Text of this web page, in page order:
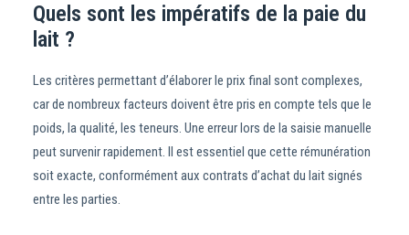
Quels sont les impératifs de la paie du
lait ?
Les critères permettant d’élaborer le prix final sont complexes,
car de nombreux facteurs doivent être pris en compte tels que le
poids, la qualité, les teneurs. Une erreur lors de la saisie manuelle
peut survenir rapidement. Il est essentiel que cette rémunération
soit exacte, conformément aux contrats d’achat du lait signés
entre les parties.